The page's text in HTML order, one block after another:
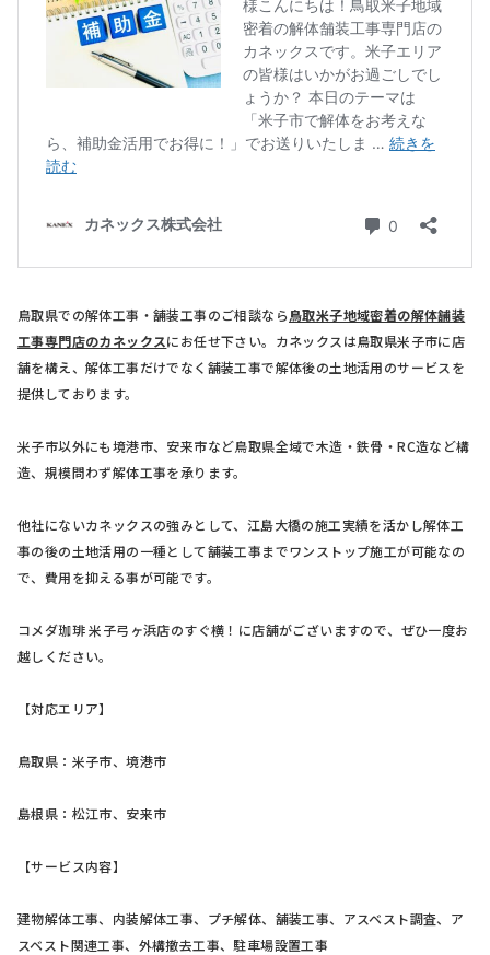
鳥取県での解体工事・舗装工事のご相談なら鳥取米子地域密着の解体舗装
工事専門店のカネックスにお任せ下さい。カネックスは鳥取県米子市に店
舗を構え、解体工事だけでなく舗装工事で解体後の土地活用のサービスを
提供しております。
米子市以外にも境港市、安来市など鳥取県全域で木造・鉄骨・RC造など構
造、規模問わず解体工事を承ります。
他社にないカネックスの強みとして、江島大橋の施工実績を活かし解体工
事の後の土地活用の一種として舗装工事までワンストップ施工が可能なの
で、費用を抑える事が可能です。
コメダ珈琲 米子弓ヶ浜店のすぐ横！に店舗がございますので、ぜひ一度お
越しください。
【対応エリア】
鳥取県：米子市、境港市
島根県：松江市、安来市
【サービス内容】
建物解体工事、内装解体工事、プチ解体、舗装工事、アスベスト調査、ア
スベスト関連工事、外構撤去工事、駐車場設置工事